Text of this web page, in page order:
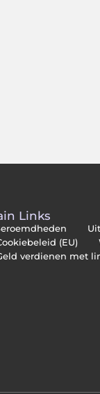
Links
(EU)
verdienen met